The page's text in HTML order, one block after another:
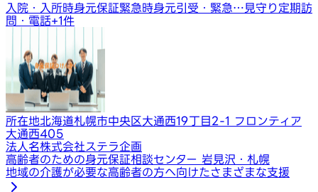
入院・入所時身元保証緊急時身元引受・緊急…見守り定期訪
問・電話+1件
所在地北海道札幌市中央区大通西19丁目2-1 フロンティア
大通西405
法人名株式会社ステラ企画
高齢者のための身元保証相談センター 岩見沢・札幌
地域の介護が必要な高齢者の方へ向けたさまざまな支援